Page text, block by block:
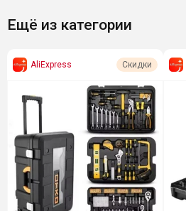
Ещё из категории
AliExpress Скидки